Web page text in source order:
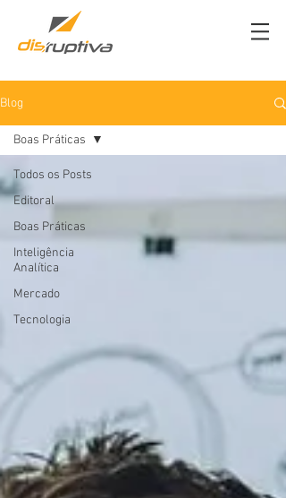
Blog
Todos os Posts
Editoral
Boas Práticas
Inteligência
Analítica
Mercado
Tecnologia
Boas Práticas